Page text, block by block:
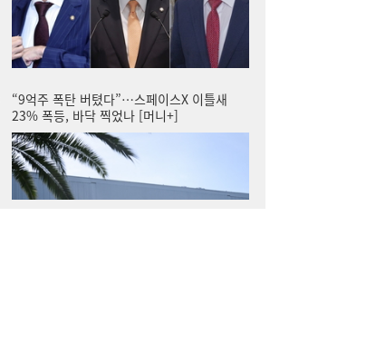
주유소 기름값 12주 연속 하락…다음주는?